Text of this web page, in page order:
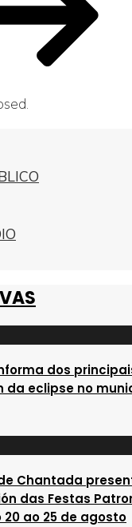
dos
da eclipse no
Chantada
das Festas
ao 25 de agosto